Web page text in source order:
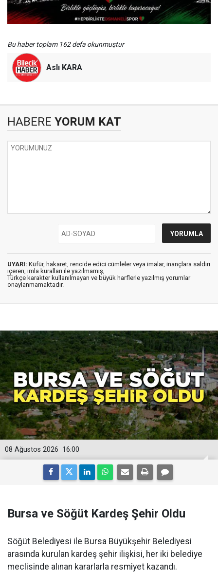
Bu haber toplam 162 defa okunmuştur
Aslı KARA
HABERE YORUM KAT
UYARI: Küfür, hakaret, rencide edici cümleler veya imalar, inançlara saldırı
içeren, imla kuralları ile yazılmamış,
Türkçe karakter kullanılmayan ve büyük harflerle yazılmış yorumlar
onaylanmamaktadır.
16:00
08 Ağustos 2026
Bursa ve Söğüt Kardeş Şehir Oldu
Söğüt Belediyesi ile Bursa Büyükşehir Belediyesi
arasında kurulan kardeş şehir ilişkisi, her iki belediye
meclisinde alınan kararlarla resmiyet kazandı.